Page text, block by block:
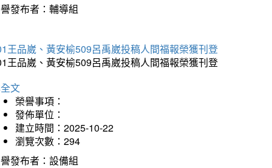
發布者：輔導組
王品崴、黃安榆509呂禹崴投稿人間福報榮獲刊登
王品崴、黃安榆509呂禹崴投稿人間福報榮獲刊登
文
榮譽事項：
發佈單位：
建立時間：2025-10-22
瀏覽次數：294
發布者：設備組